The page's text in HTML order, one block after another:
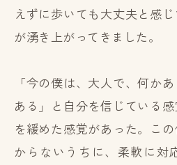
えずに歩いても大丈夫と感
が湧き上がってきました。
「今の僕は、大人で、何か
ある」と自分を信じている
を緩めた感覚があった。こ
からないうちに、柔軟に対